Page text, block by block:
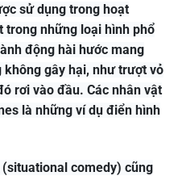
sử dụng trong hoạt
trong những loại hình phổ
động hài hước mang
gây hại, như trượt vỏ
rơi vào đầu. Các nhân vật
là những ví dụ điển hình
comedy) cũng